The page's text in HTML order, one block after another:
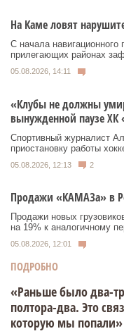
На Каме ловят
С начала
прилегающих районах
05.08.2026, 14:11
«Клубы не должны
вынужденной паузе
Спортивный журналист
приостановку работы
05.08.2026, 12:13 2
Продажи «КАМАЗа» в
Продажи новых
на 19% к аналогичному
05.08.2026, 12:01
ПОДРОБНО
«Раньше было два-
полтора-два. Это
которую мы попали»